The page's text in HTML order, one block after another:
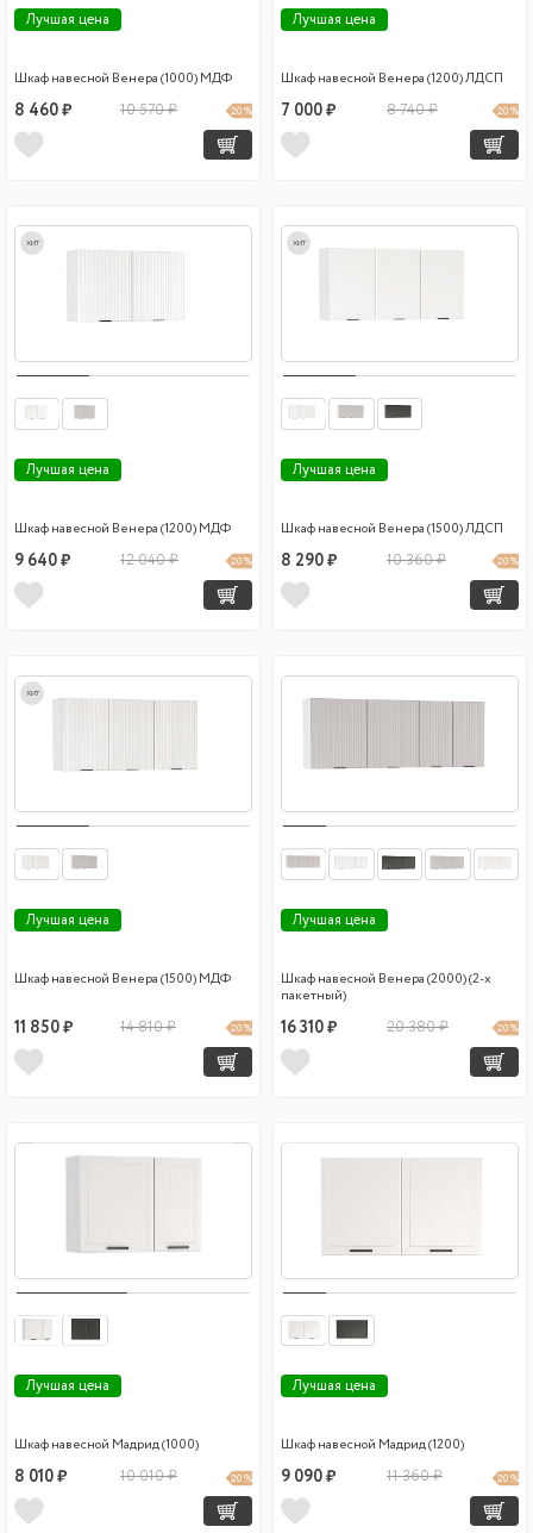
Лучшая цена
Шкаф навесной Венера (1000) МДФ
8 460 ₽ 10 570 ₽ 20 %
Лучшая цена
Шкаф навесной Венера (1200) ЛДСП
7 000 ₽ 8 740 ₽ 20 %
хит
Лучшая цена
Шкаф навесной Венера (1200) МДФ
9 640 ₽ 12 040 ₽ 20 %
хит
Лучшая цена
Шкаф навесной Венера (1500) ЛДСП
8 290 ₽ 10 360 ₽ 20 %
хит
Лучшая цена
Шкаф навесной Венера (1500) МДФ
11 850 ₽ 14 810 ₽ 20 %
Лучшая цена
Шкаф навесной Венера (2000) (2-х
пакетный)
16 310 ₽ 20 380 ₽ 20 %
Лучшая цена
Шкаф навесной Мадрид (1000)
8 010 ₽ 10 010 ₽ 20 %
Лучшая цена
Шкаф навесной Мадрид (1200)
9 090 ₽ 11 360 ₽ 20 %